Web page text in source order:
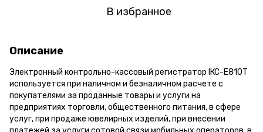
В избранное
Описание
Электронный контрольно-кассовый регистратор IКС-Е810T
используется при наличном и безналичном расчете с
покупателями за проданные товары и услуги на
предприятиях торговли, общественного питания, в сфере
услуг, при продаже ювелирных изделий, при внесении